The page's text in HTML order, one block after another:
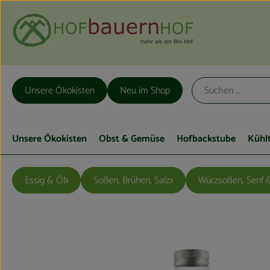
Unsere Ökokisten Neu im Shop
Unsere Ökokisten Obst & Gemüse Hofbackstube
Essig & Öl Soßen, Brühen, Salz Würzsoßen, Senf